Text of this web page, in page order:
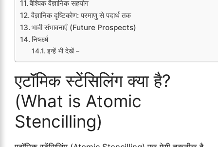
वैश्विक वैज्ञानिक सहयोग
वैज्ञानिक दृष्टिकोण: परमाणु से पदार्थ तक
भावी संभावनाएँ (Future Prospects)
निष्कर्ष
इन्हें भी देखें –
एटॉमिक स्टेंसिलिंग क्या है?
(What is Atomic
Stencilling)